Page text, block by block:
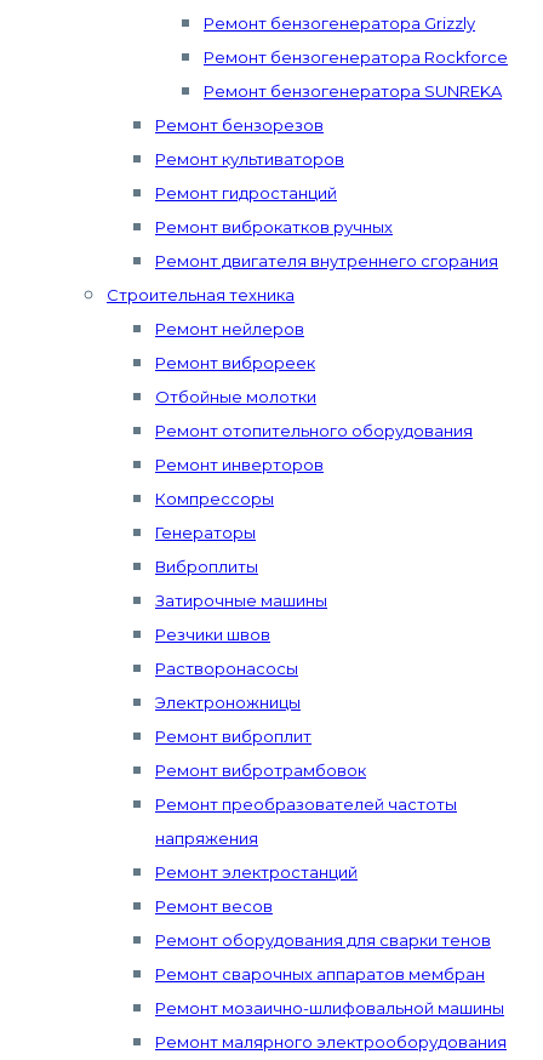
Ремонт бензогенератора Grizzly
Ремонт бензогенератора Rockforce
Ремонт бензогенератора SUNREKA
Ремонт бензорезов
Ремонт культиваторов
Ремонт гидростанций
Ремонт виброкатков ручных
Ремонт двигателя внутреннего сгорания
Строительная техника
Ремонт нейлеров
Ремонт виброреек
Отбойные молотки
Ремонт отопительного оборудования
Ремонт инверторов
Компрессоры
Генераторы
Виброплиты
Затирочные машины
Резчики швов
Растворонасосы
Электроножницы
Ремонт виброплит
Ремонт вибротрамбовок
Ремонт преобразователей частоты
напряжения
Ремонт электростанций
Ремонт весов
Ремонт оборудования для сварки тенов
Ремонт сварочных аппаратов мембран
Ремонт мозаично-шлифовальной машины
Ремонт малярного электрооборудования